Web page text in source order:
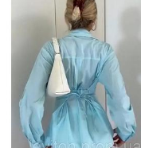
450 грн 5
Сорочка жіноча блакитна
бавовняна з завʼязками